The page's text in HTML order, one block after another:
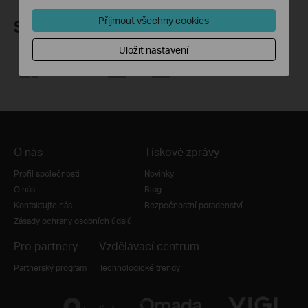
Sledujte nás
O nás
Profil společnosti
O nás
Kontaktujte nás
Zásady ochrany osobních údajů
Tiskové zprávy
Novinky
Blog
Bezpečnostní poradenství
Pro partnery
Partnerský program
Vzdělávací centrum
Technologické trendy
Přijmout všechny cookies
Uložit nastavení